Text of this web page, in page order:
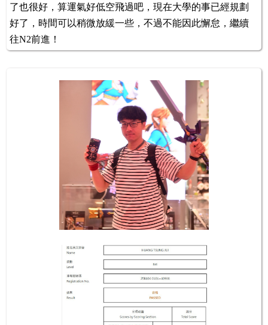
了也很好，算運氣好低空飛過吧，現在大學的事已經規劃
好了，時間可以稍微放緩一些，不過不能因此懈怠，繼續
往N2前進！